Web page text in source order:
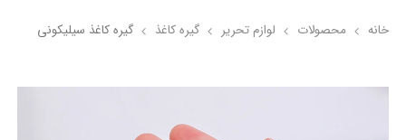
خانه محصولات لوازم تحریر گیره کاغذ گیره کاغذ سیلیکونی